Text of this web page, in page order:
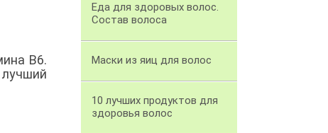
В6.
Еда для здоровых волос.
Состав волоса
Маски из яиц для волос
10 лучших продуктов для
здоровья волос